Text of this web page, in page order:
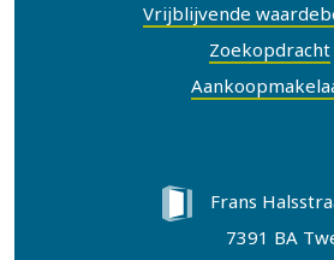
Vrijblijvende
Zoekopdracht
Frans
7391 BA